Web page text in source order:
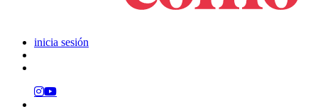
inicia sesión